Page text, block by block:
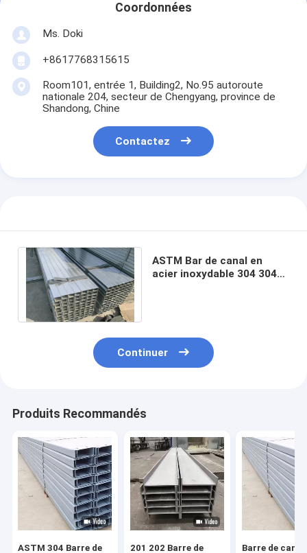
Coordonnées
Ms. Doki
+8617768315615
Room101, entrée 1, Building2, No.95 autoroute
nationale 204, secteur de Chengyang, province de
Shandong, Chine
Contactez
ASTM Bar de canal en
acier inoxydable 304 304L
Continuer
Produits Recommandés
ASTM 304 Barre de 201 202 Barre de Barre de canal